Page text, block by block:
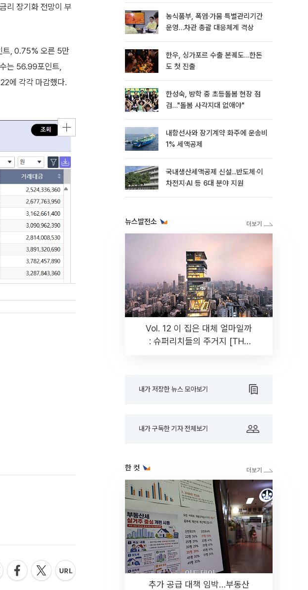
리 장기화 전망이 부
트, 0.75% 오른 5만
는 56.99포인트,
에 각각 마감했다.
농식품부, 폭염·가뭄 특별관리기간
운영…차관 총괄 대응체계 격상
한우, 싱가포르 수출 본궤도…한돈
도 첫 진출
한성숙, 방학 중 초등돌봄 현장 점
검…"돌봄 사각지대 없애야"
내항선사와 장기계약 화주에 운송비
1% 세액공제
국내생산세액공제 신설...반도체·이
차전지·AI 등 6대 분야 지원
뉴스발전소
Vol. 12 이 집은 대체 얼마일까
: 슈퍼리치들의 주거지 [THE
내가 저장한 뉴스 모아보기
내가 구독한 기자 전체보기
한 컷
추가 공급 대책 임박…부동산